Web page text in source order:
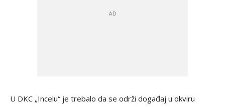
U DKC „Incelu“ je trebalo da se održi događaj u okviru